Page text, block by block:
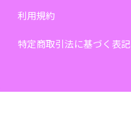
利用規約
特定商取引法に基づく表記